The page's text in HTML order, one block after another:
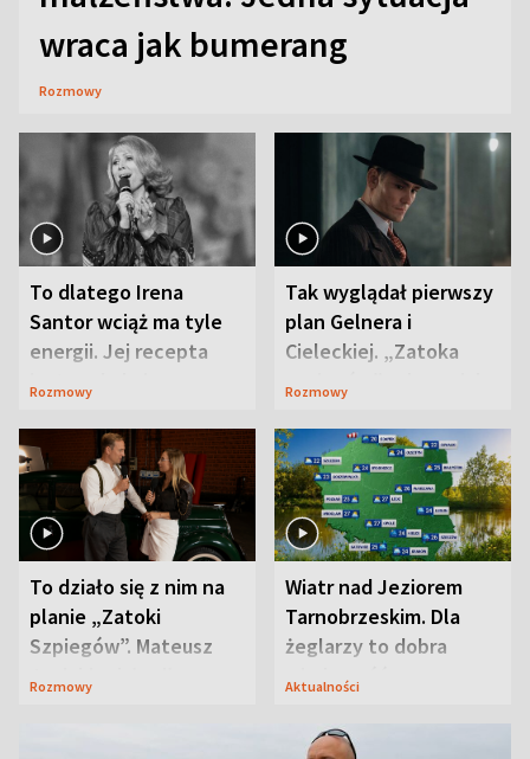
wraca jak bumerang
Rozmowy
To dlatego Irena
Santor wciąż ma tyle
energii. Jej recepta
jest zaskakująco
Rozmowy
Tak wyglądał pierwszy
plan Gelnera i
Cieleckiej. „Zatoka
szpiegów” od razu ich
Rozmowy
To działo się z nim na
planie „Zatoki
Szpiegów”. Mateusz
Janicki odsłonił
Rozmowy
Wiatr nad Jeziorem
Tarnobrzeskim. Dla
żeglarzy to dobra
wiadomość
Aktualności